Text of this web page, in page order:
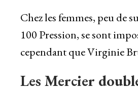
Chez les femmes, peu de
100 Pression, se sont
cependant que Virginie
Les Mercier